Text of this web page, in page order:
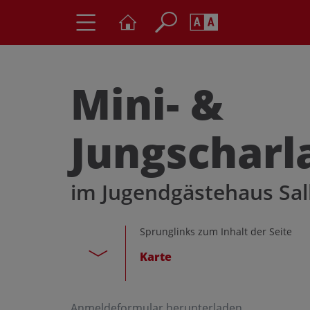
A
Mini- &
im Jugendgästehaus
Sprunglinks zum Inhalt der Seite
Karte